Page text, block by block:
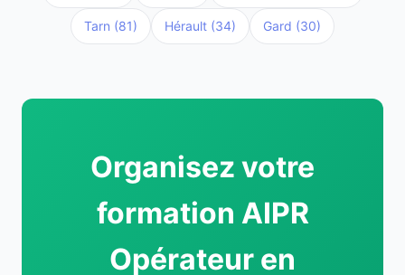
Tarn (81) Hérault (34) Gard (30)
Organisez votre
formation AIPR
Opérateur en